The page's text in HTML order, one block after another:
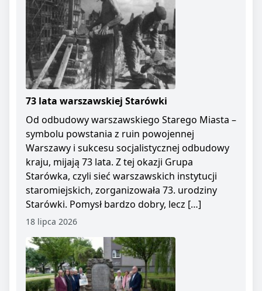
73 lata warszawskiej Starówki
Od odbudowy warszawskiego Starego Miasta –
symbolu powstania z ruin powojennej
Warszawy i sukcesu socjalistycznej odbudowy
kraju, mijają 73 lata. Z tej okazji Grupa
Starówka, czyli sieć warszawskich instytucji
staromiejskich, zorganizowała 73. urodziny
Starówki. Pomysł bardzo dobry, lecz […]
18 lipca 2026